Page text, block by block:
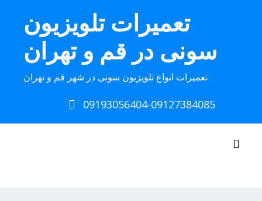
تعمیرات تلویزیون
سونی در قم و تهران
تعمیرات انواع تلویزیون سونی در شهر قم و تهران
09193056404-09127384085
Toggle navigation